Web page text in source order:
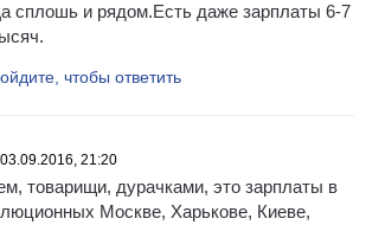
сплошь и рядом.Есть даже зарплаты 6-7
чтобы ответить
03.09.2016, 21:20
товарищи, дурачками, это зарплаты в
Москве, Харькове, Киеве,